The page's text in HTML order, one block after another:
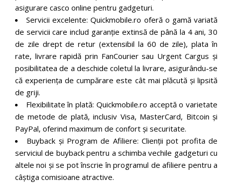
asigurare casco online pentru gadgeturi.
Servicii excelente: Quickmobile.ro oferă o gamă variată
de servicii care includ garanție extinsă de până la 4 ani, 30
de zile drept de retur (extensibil la 60 de zile), plata în
rate, livrare rapidă prin FanCourier sau Urgent Cargus și
posibilitatea de a deschide coletul la livrare, asigurându-se
că experiența de cumpărare este cât mai plăcută și lipsită
de griji.
Flexibilitate în plată: Quickmobile.ro acceptă o varietate
de metode de plată, inclusiv Visa, MasterCard, Bitcoin și
PayPal, oferind maximum de confort și securitate.
Buyback și Program de Afiliere: Clienții pot profita de
serviciul de buyback pentru a schimba vechile gadgeturi cu
altele noi și se pot înscrie în programul de afiliere pentru a
câștiga comisioane atractive.